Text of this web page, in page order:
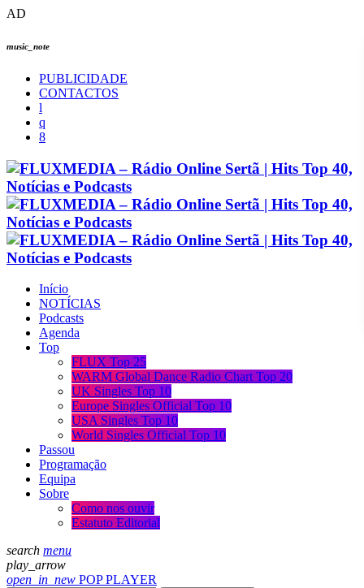
AD
music_note
PUBLICIDADE
CONTACTOS
Início
NOTÍCIAS
Podcasts
Agenda
Top
FLUX Top 25
WARM Global Dance Radio Chart Top 20
UK Singles Top 10
Europe Singles Official Top 10
USA Singles Top 10
World Singles Official Top 10
Passou
Programação
Equipa
Sobre
Como nos ouvir
Estatuto Editorial
search menu
play_arrow
open_in_new POP PLAYER